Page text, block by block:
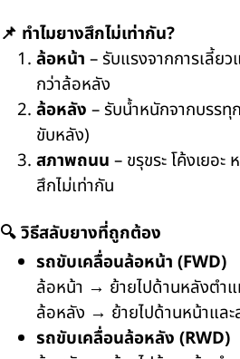
📌 ทำไมยางสึกไม่เท่ากัน?
ล้อหน้า – รับแรงจากการเลี้ยว
กว่าล้อหลัง
ล้อหลัง – รับน้ำหนักจากบรรทุ
ขับหลัง)
สภาพถนน – ขรุขระ โค้งเยอ
สึกไม่เท่ากัน
🔍วิธีสลับยางที่ถูกต้อง
รถขับเคลื่อนล้อหน้า (FWD)
ล้อหน้า → ย้ายไปด้านหลังตำ
ล้อหลัง → ย้ายไปด้านหน้าแล
รถขับเคลื่อนล้อหลัง (RWD)